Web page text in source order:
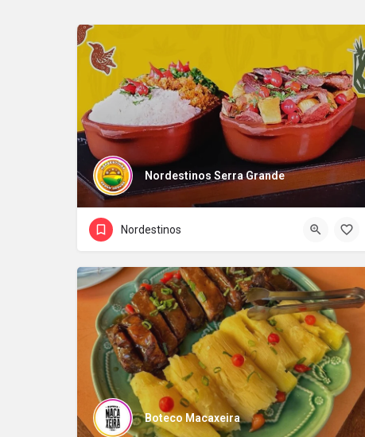
Nordestinos Serra Grande
Nordestinos
Boteco Macaxeira